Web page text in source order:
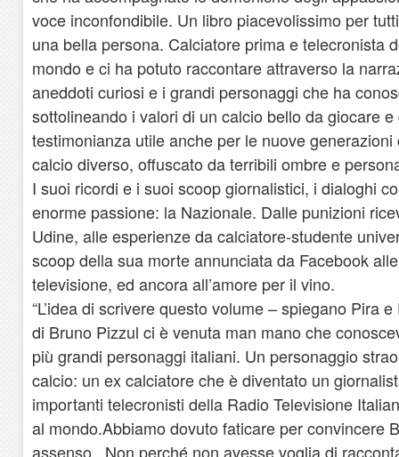
voce inconfondibile. Un libro piacevolissimo per
una bella persona. Calciatore prima e telecronista
mondo e ci ha potuto raccontare attraverso la
aneddoti curiosi e i grandi personaggi che ha
sottolineando i valori di un calcio bello da giocare
testimonianza utile anche per le nuove
calcio diverso, offuscato da terribili ombre e
I suoi ricordi e i suoi scoop giornalistici, i dialoghi
enorme passione: la Nazionale. Dalle punizioni
Udine, alle esperienze da calciatore-studente
scoop della sua morte annunciata da Facebook
televisione, ed ancora all’amore per il vino.
“L’idea di scrivere questo volume – spiegano Pira
di Bruno Pizzul ci è venuta man mano che
più grandi personaggi italiani. Un personaggio
calcio: un ex calciatore che è diventato un
importanti telecronisti della Radio Televisione
al mondo.Abbiamo dovuto faticare per convincere
assenso.. Non perché non avesse voglia di